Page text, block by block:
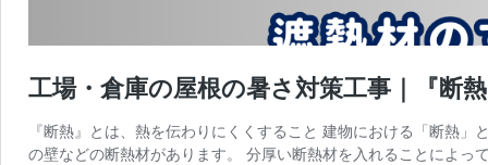
工場・倉庫の屋根の暑さ対策工事｜『断
『断熱』とは、熱を伝わりにくくすること 建物における「断熱
の壁などの断熱材があります。 分厚い断熱材を入れることによ